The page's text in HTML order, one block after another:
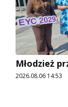
Młodzież
2026.08.06 14:53